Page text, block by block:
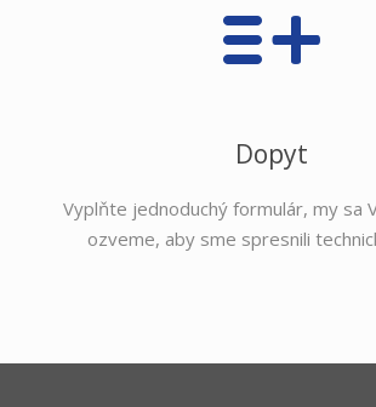
Dopyt
Vyplňte jednoduchý formulár, my sa
ozveme, aby sme spresnili